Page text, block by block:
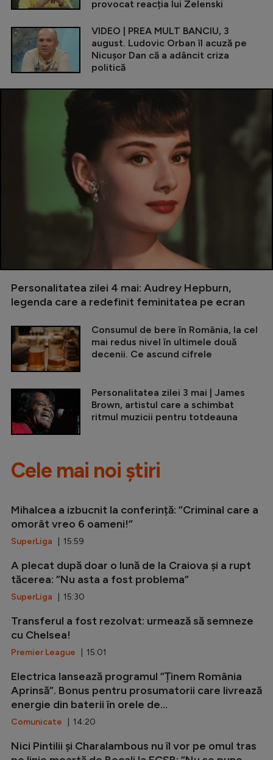
provocat reacția lui Zelenski
VIDEO | PREA MULT BANCIU, 3
august. Ludovic Orban îl acuză pe
Nicușor Dan că a adâncit criza
politică
Personalitatea zilei 4 mai: Audrey Hepburn,
legenda care a redefinit feminitatea pe ecran
Consumul de bere în România, la cel
mai redus nivel în ultimele două
decenii. Ce ascund cifrele
Personalitatea zilei 3 mai | James
Brown, artistul care a schimbat
ritmul muzicii pentru totdeauna
Cele mai noi știri
Mihalcea a izbucnit la conferință: ”Criminal care a
omorât vreo 6 oameni!”
SuperLiga | 15:59
A plecat după doar o lună de la Craiova și a rupt
tăcerea: ”Nu asta a fost problema”
SuperLiga | 15:30
Transferul a fost rezolvat: urmează să semneze
cu Chelsea!
Premier League | 15:01
Electrica lansează programul ”Ținem România
Aprinsă”. Bonus pentru prosumatorii care livrează
energie din baterii în orele de...
Comunicate | 14:20
Nici Pintilii și Charalambous nu îl vor pe omul tras